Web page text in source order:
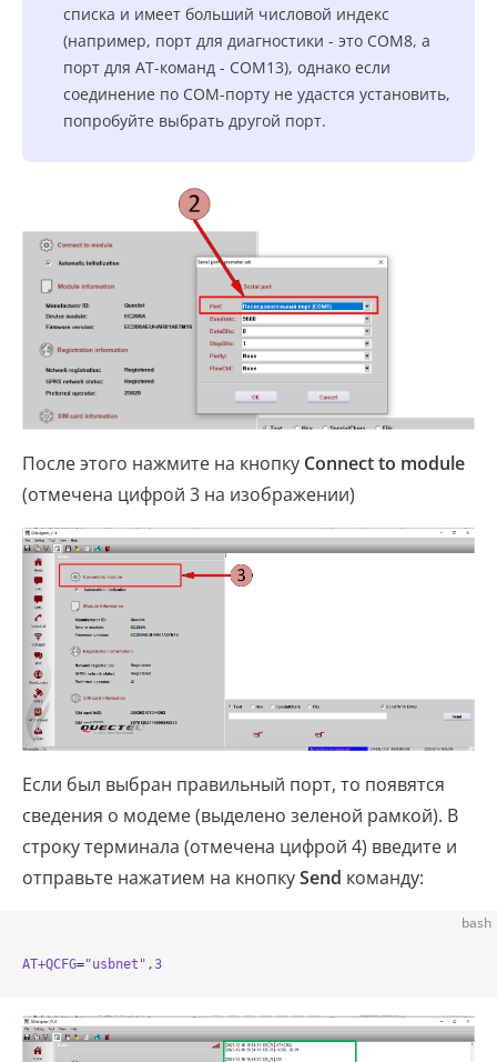
списка и имеет больший числовой индекс
(например, порт для диагностики - это COM8, а
порт для AT-команд - COM13), однако если
соединение по COM-порту не удастся установить,
попробуйте выбрать другой порт.
После этого нажмите на кнопку Connect to module
(отмечена цифрой 3 на изображении)
Если был выбран правильный порт, то появятся
сведения о модеме (выделено зеленой рамкой). В
строку терминала (отмечена цифрой 4) введите и
отправьте нажатием на кнопкуSend команду:
bash
AT+QCFG="usbnet" ,3